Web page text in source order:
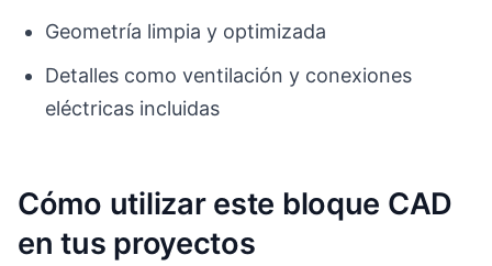
Geometría limpia y optimizada
Detalles como ventilación y conexiones
eléctricas incluidas
Cómo utilizar este bloque CAD
en tus proyectos